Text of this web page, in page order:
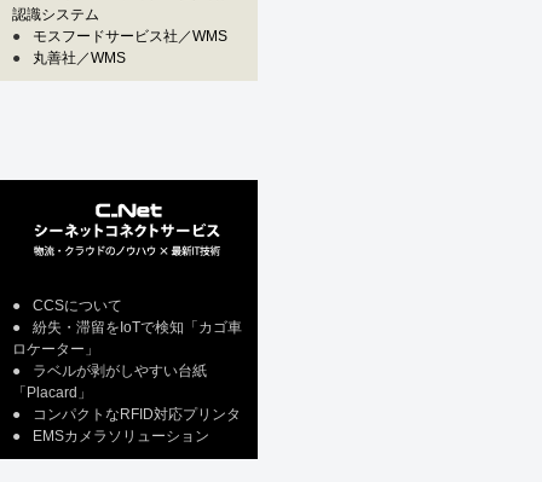
認識システム
●
モスフードサービス社／WMS
●
丸善社／WMS
●
CCSについて
●
紛失・滞留をIoTで検知「カゴ車
ロケーター」
●
ラベルが剥がしやすい台紙
「Placard」
●
コンパクトなRFID対応プリンタ
●
EMSカメラソリューション